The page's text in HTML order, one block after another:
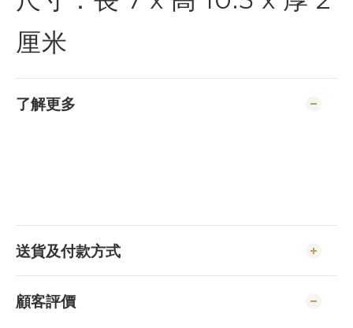
厘米
了解更多
送貨及付款方式
顧客評價